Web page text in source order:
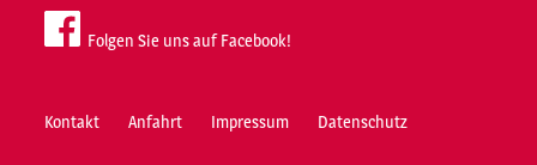
Folgen Sie uns auf Facebook!
Kontakt Anfahrt Impressum Datenschutz